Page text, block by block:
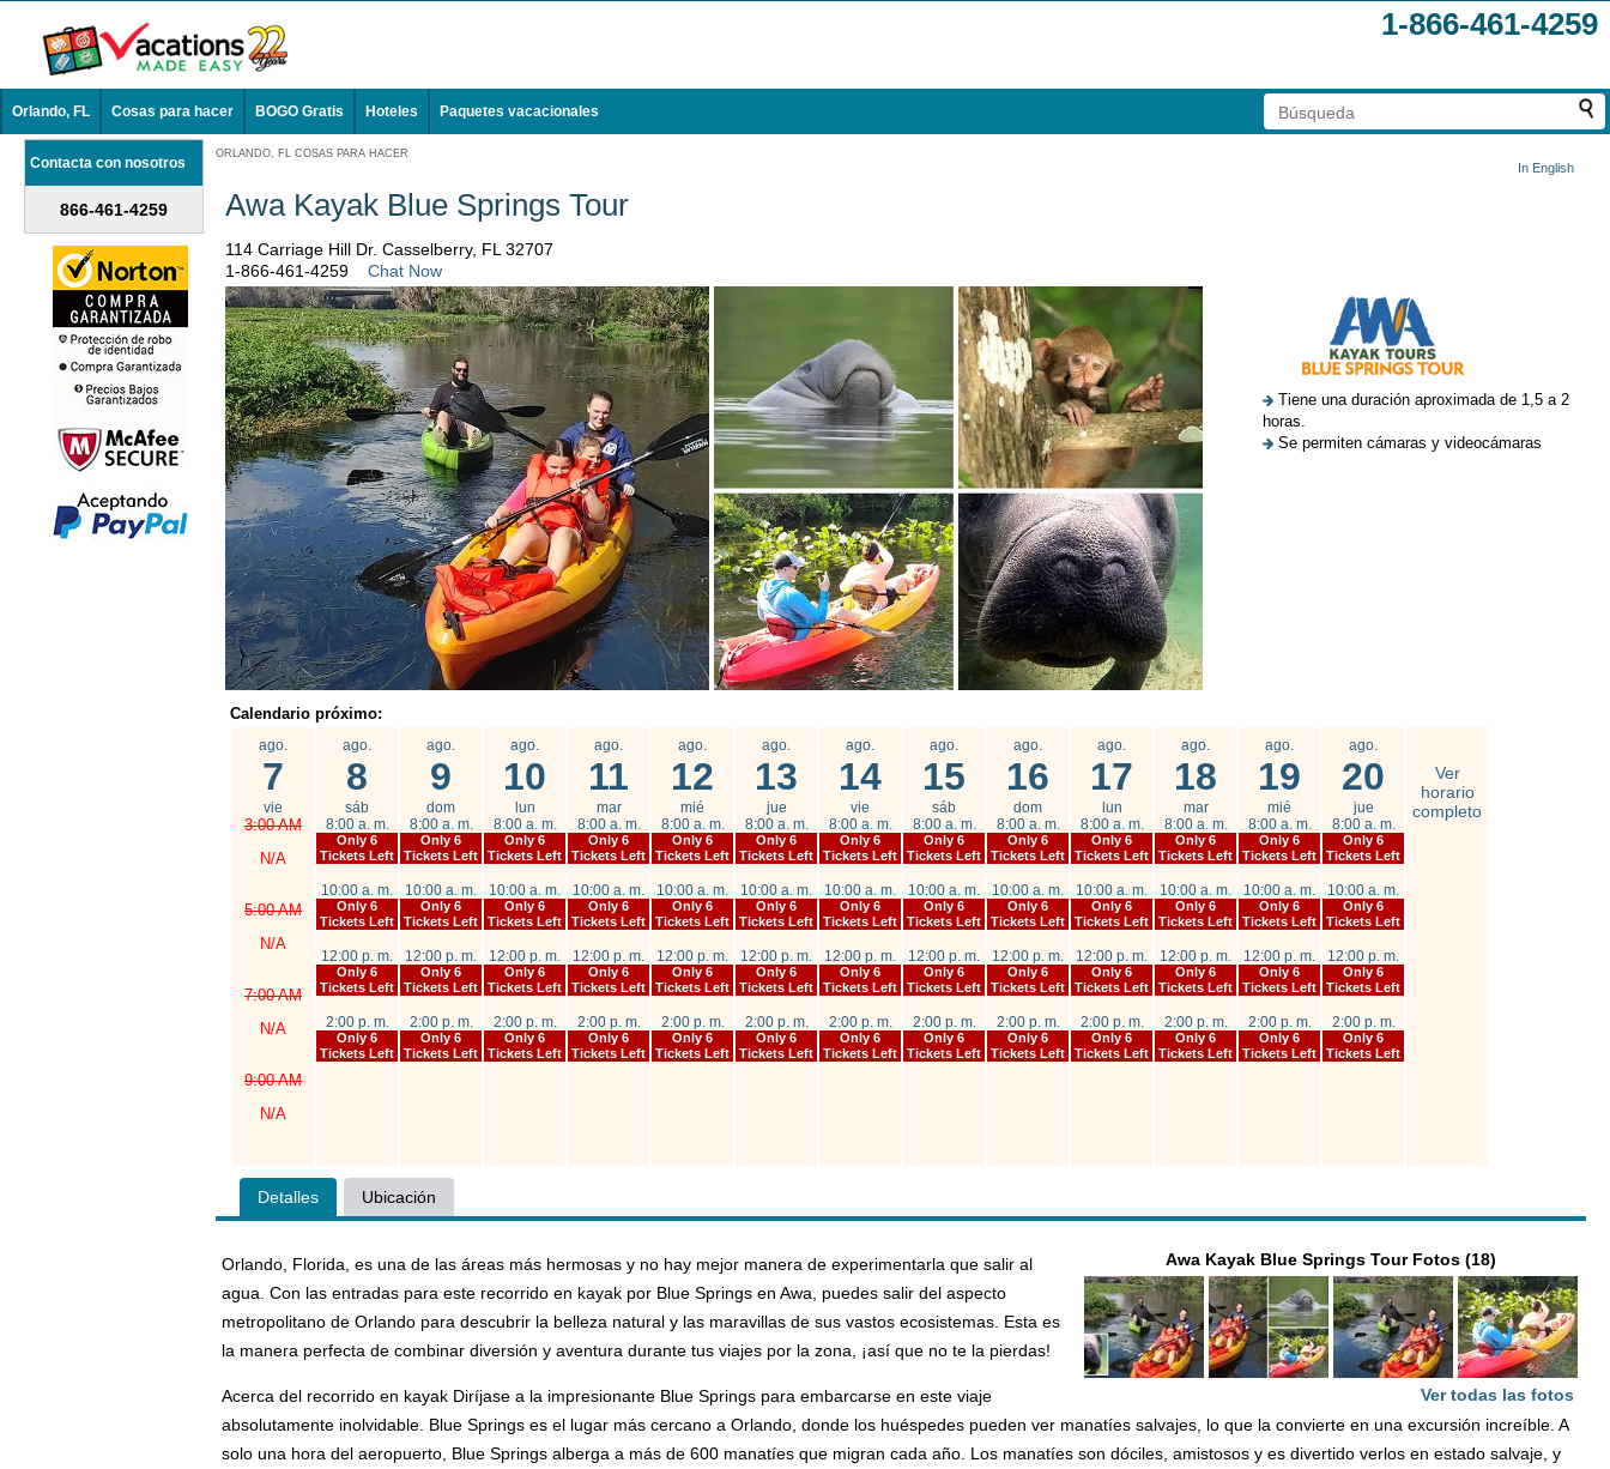
1-866-461-4259
Orlando, FL Cosas para hacer BOGO Gratis Hoteles Paquetes vacacionales
Contacta con nosotros
866-461-4259
ORLANDO, FL COSAS PARA HACER
In English
Awa Kayak Blue Springs Tour
114 Carriage Hill Dr. Casselberry, FL 32707
1-866-461-4259
Chat Now
Tiene una duración aproximada de 1,5 a 2
horas.
Se permiten cámaras y videocámaras
Calendario próximo:
ago.
7
vie
3:00 AM
N/A
5:00 AM
N/A
7:00 AM
N/A
9:00 AM
N/A
ago.
8
sáb
8:00 a. m.
Only 6
Tickets Left
10:00 a. m.
Only 6
Tickets Left
12:00 p. m.
Only 6
Tickets Left
2:00 p. m.
Only 6
Tickets Left
ago.
9
dom
8:00 a. m.
Only 6
Tickets Left
10:00 a. m.
Only 6
Tickets Left
12:00 p. m.
Only 6
Tickets Left
2:00 p. m.
Only 6
Tickets Left
ago.
10
lun
8:00 a. m.
Only 6
Tickets Left
10:00 a. m.
Only 6
Tickets Left
12:00 p. m.
Only 6
Tickets Left
2:00 p. m.
Only 6
Tickets Left
ago.
11
mar
8:00 a. m.
Only 6
Tickets Left
10:00 a. m.
Only 6
Tickets Left
12:00 p. m.
Only 6
Tickets Left
2:00 p. m.
Only 6
Tickets Left
ago.
12
mié
8:00 a. m.
Only 6
Tickets Left
10:00 a. m.
Only 6
Tickets Left
12:00 p. m.
Only 6
Tickets Left
2:00 p. m.
Only 6
Tickets Left
ago.
13
jue
8:00 a. m.
Only 6
Tickets Left
10:00 a. m.
Only 6
Tickets Left
12:00 p. m.
Only 6
Tickets Left
2:00 p. m.
Only 6
Tickets Left
ago.
14
vie
8:00 a. m.
Only 6
Tickets Left
10:00 a. m.
Only 6
Tickets Left
12:00 p. m.
Only 6
Tickets Left
2:00 p. m.
Only 6
Tickets Left
ago.
15
sáb
8:00 a. m.
Only 6
Tickets Left
10:00 a. m.
Only 6
Tickets Left
12:00 p. m.
Only 6
Tickets Left
2:00 p. m.
Only 6
Tickets Left
ago.
16
dom
8:00 a. m.
Only 6
Tickets Left
10:00 a. m.
Only 6
Tickets Left
12:00 p. m.
Only 6
Tickets Left
2:00 p. m.
Only 6
Tickets Left
ago.
17
lun
8:00 a. m.
Only 6
Tickets Left
10:00 a. m.
Only 6
Tickets Left
12:00 p. m.
Only 6
Tickets Left
2:00 p. m.
Only 6
Tickets Left
ago.
18
mar
8:00 a. m.
Only 6
Tickets Left
10:00 a. m.
Only 6
Tickets Left
12:00 p. m.
Only 6
Tickets Left
2:00 p. m.
Only 6
Tickets Left
ago.
19
mié
8:00 a. m.
Only 6
Tickets Left
10:00 a. m.
Only 6
Tickets Left
12:00 p. m.
Only 6
Tickets Left
2:00 p. m.
Only 6
Tickets Left
ago.
20
jue
8:00 a. m.
Only 6
Tickets Left
10:00 a. m.
Only 6
Tickets Left
12:00 p. m.
Only 6
Tickets Left
2:00 p. m.
Only 6
Tickets Left
Ver
horario
completo
Detalles Ubicación
Awa Kayak Blue Springs Tour Fotos (18)
Ver todas las fotos
Orlando, Florida, es una de las áreas más hermosas y no hay mejor manera de experimentarla que salir al
agua. Con las entradas para este recorrido en kayak por Blue Springs en Awa, puedes salir del aspecto
metropolitano de Orlando para descubrir la belleza natural y las maravillas de sus vastos ecosistemas. Esta es
la manera perfecta de combinar diversión y aventura durante tus viajes por la zona, ¡así que no te la pierdas!
Acerca del recorrido en kayak Diríjase a la impresionante Blue Springs para embarcarse en este viaje
absolutamente inolvidable. Blue Springs es el lugar más cercano a Orlando, donde los huéspedes pueden ver manatíes salvajes, lo que la convierte en una excursión increíble. A
solo una hora del aeropuerto, Blue Springs alberga a más de 600 manatíes que migran cada año. Los manatíes son dóciles, amistosos y es divertido verlos en estado salvaje, y